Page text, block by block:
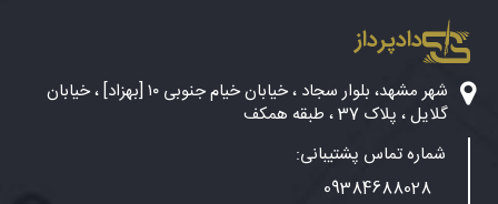
دادپرداز
شهر مشهد، بلوار سجاد ، خیابان خیام جنوبی ۱۰ [بهزاد] ، خیابان
گلایل ، پلاک 37 ، طبقه همکف
شماره تماس پشتیبانی:
09384688028